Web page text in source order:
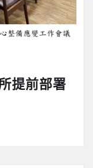
提前部署